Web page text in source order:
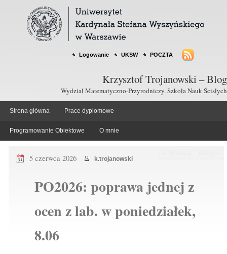
Logowanie UKSW POCZTA
Krzysztof Trojanowski – Blog
Wydział Matematyczno-Przyrodniczy. Szkoła Nauk Ścisłych
Strona główna Prace dyplomowe
Programowanie Obiektowe O mnie
PO2026: poprawa jednej z
ocen z lab. w poniedziałek,
8.06
5 czerwca 2026 k.trojanowski